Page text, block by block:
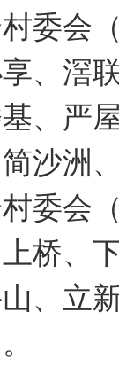
会（
、滘
、严
沙洲
会（
桥、
、立